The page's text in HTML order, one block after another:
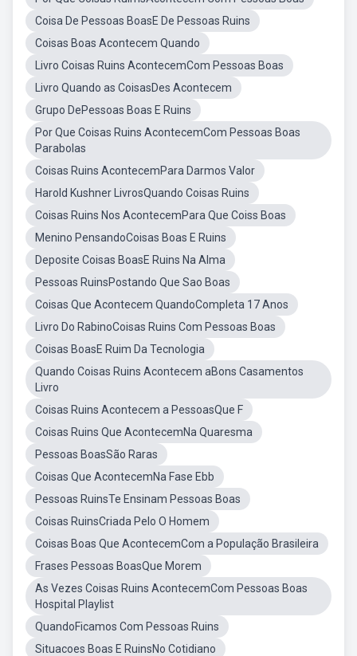
Coisa De Pessoas BoasE De Pessoas Ruins
Coisas Boas Acontecem Quando
Livro Coisas Ruins AcontecemCom Pessoas Boas
Livro Quando as CoisasDes Acontecem
Grupo DePessoas Boas E Ruins
Por Que Coisas Ruins AcontecemCom Pessoas Boas
Parabolas
Coisas Ruins AcontecemPara Darmos Valor
Harold Kushner LivrosQuando Coisas Ruins
Coisas Ruins Nos AcontecemPara Que Coiss Boas
Menino PensandoCoisas Boas E Ruins
Deposite Coisas BoasE Ruins Na Alma
Pessoas RuinsPostando Que Sao Boas
Coisas Que Acontecem QuandoCompleta 17 Anos
Livro Do RabinoCoisas Ruins Com Pessoas Boas
Coisas BoasE Ruim Da Tecnologia
Quando Coisas Ruins Acontecem aBons Casamentos
Livro
Coisas Ruins Acontecem a PessoasQue F
Coisas Ruins Que AcontecemNa Quaresma
Pessoas BoasSão Raras
Coisas Que AcontecemNa Fase Ebb
Pessoas RuinsTe Ensinam Pessoas Boas
Coisas RuinsCriada Pelo O Homem
Coisas Boas Que AcontecemCom a População Brasileira
Frases Pessoas BoasQue Morem
As Vezes Coisas Ruins AcontecemCom Pessoas Boas
Hospital Playlist
QuandoFicamos Com Pessoas Ruins
Situacoes Boas E RuinsNo Cotidiano